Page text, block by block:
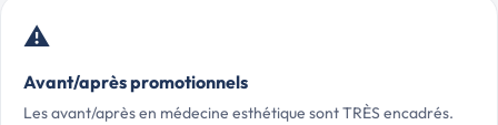
⚠️
Avant/après promotionnels
Les avant/après en médecine esthétique sont TRÈS encadrés.